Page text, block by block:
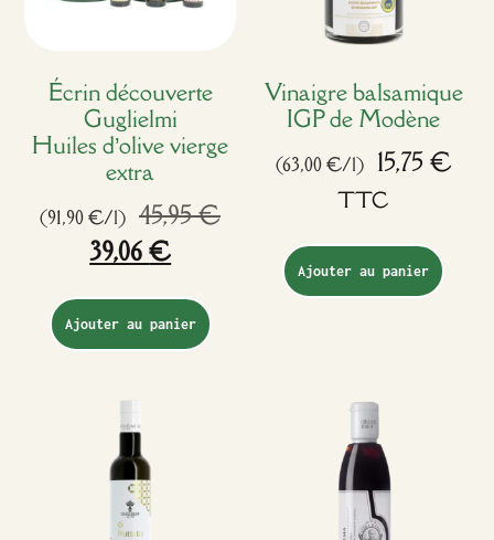
Écrin découverte
Guglielmi
Huiles d’olive vierge
extra
(91,90 €/l) 45,95€
39,06€
Ajouter au panier
Vinaigre balsamique
IGP de Modène
(63,00 €/l) 15,75€
TTC
Ajouter au panier